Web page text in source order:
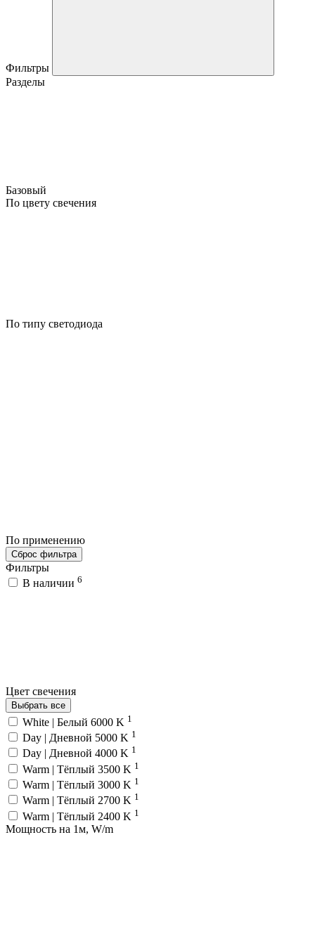
Фильтры
Разделы
Базовый
По цвету свечения
По типу светодиода
По применению
Сброс фильтра
Фильтры
В наличии 6
Цвет свечения
Выбрать все
White | Белый 6000 K 1
Day | Дневной 5000 K 1
Day | Дневной 4000 K 1
Warm | Тёплый 3500 K 1
Warm | Тёплый 3000 K 1
Warm | Тёплый 2700 K 1
Warm | Тёплый 2400 K 1
Мощность на 1м, W/m